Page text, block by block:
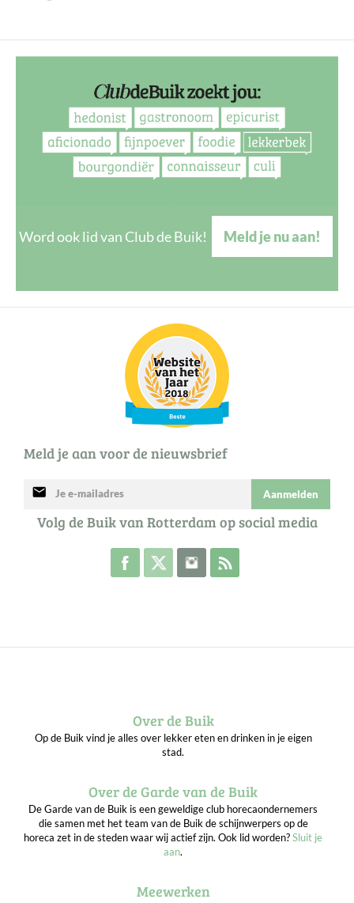
Word ook lid van Club de Buik! Meld je nu aan!
Meld je aan voor de nieuwsbrief
mail Aanmelden
Volg de Buik van Rotterdam op social media
Volg de Buik op Facebook
Volg de Buik op Twitter
Volg de Buik op Instagram
Over de Buik
Op de Buik vind je alles over lekker eten en drinken in je eigen
stad.
Over de Garde van de Buik
De Garde van de Buik is een geweldige club horecaondernemers
die samen met het team van de Buik de schijnwerpers op de
horeca zet in de steden waar wij actief zijn. Ook lid worden?Sluit je
aan.
Meewerken